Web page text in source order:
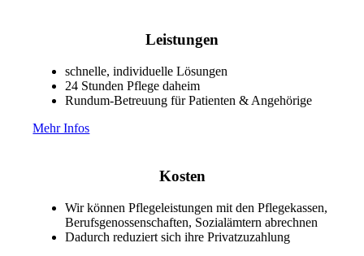
Leistungen
schnelle, individuelle Lösungen
24 Stunden Pflege daheim
Rundum-Betreuung für Patienten & Angehörige
Mehr Infos
Kosten
Wir können Pflegeleistungen mit den Pflegekassen,
Berufsgenossenschaften, Sozialämtern abrechnen
Dadurch reduziert sich ihre Privatzuzahlung